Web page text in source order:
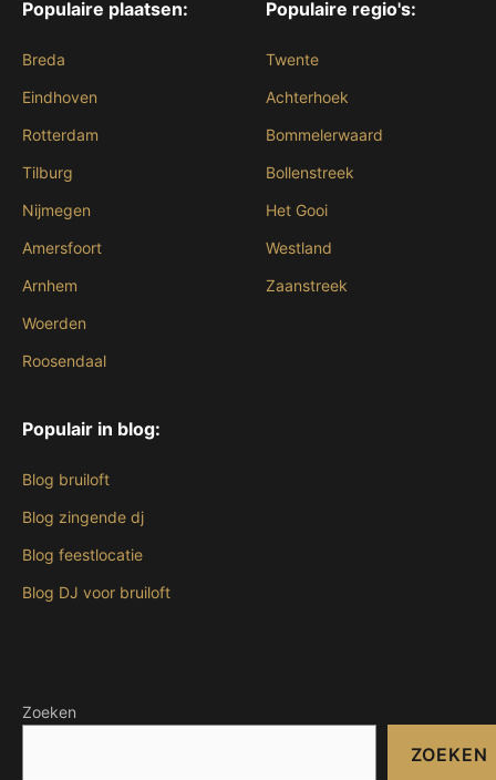
Populaire plaatsen:
Breda
Eindhoven
Rotterdam
Tilburg
Nijmegen
Amersfoort
Arnhem
Woerden
Roosendaal
Populaire regio's:
Twente
Achterhoek
Bommelerwaard
Bollenstreek
Het Gooi
Westland
Zaanstreek
Populair in blog:
Blog bruiloft
Blog zingende dj
Blog feestlocatie
Blog DJ voor bruiloft
Zoeken
ZOEKEN